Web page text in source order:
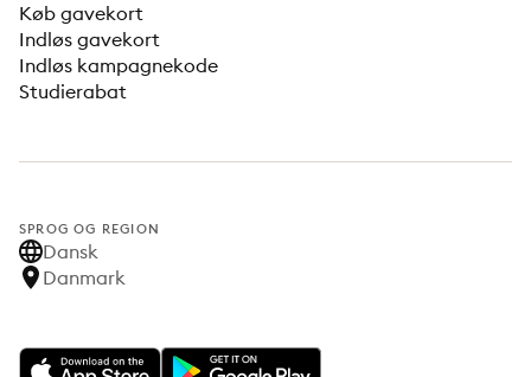
Køb gavekort
Indløs gavekort
Indløs kampagnekode
Studierabat
SPROG OG REGION
Dansk
Danmark